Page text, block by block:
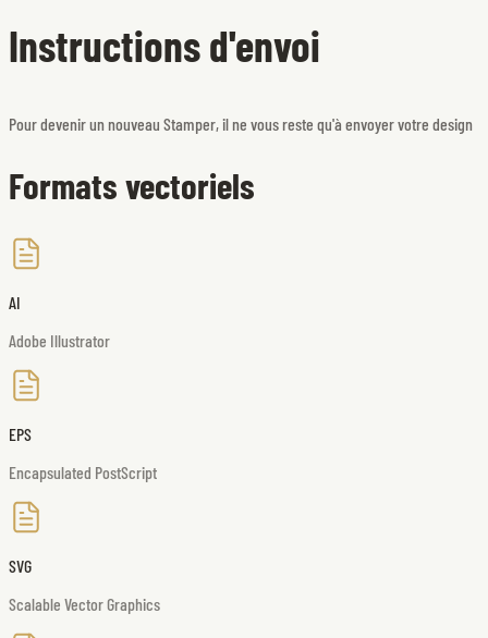
Instructions d'envoi
Pour devenir un nouveau Stamper, il ne vous reste qu'à envoyer votre design
Formats vectoriels
AI
Adobe Illustrator
EPS
Encapsulated PostScript
SVG
Scalable Vector Graphics